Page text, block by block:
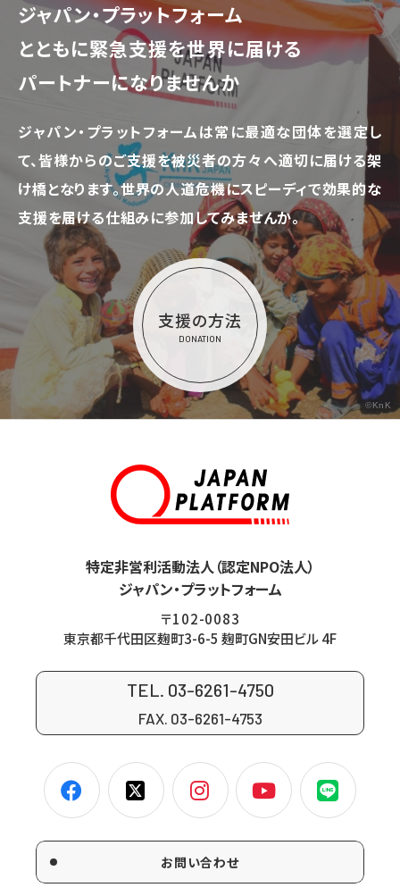
ジャパン・プラットフォーム
とともに緊急支援を世界に届ける
パートナーになりませんか
ジャパン・プラットフォームは常に最適な団体を選定し
て、皆様からのご支援を被災者の方々へ適切に届ける架
け橋となります。世界の人道危機にスピーディで効果的な
支援を届ける仕組みに参加してみませんか。
支援の方法
DONATION
©KnK
特定非営利活動法人（認定NPO法人）
ジャパン・プラットフォーム
〒102-0083
東京都千代田区麹町3-6-5 麹町GN安田ビル 4F
TEL. 03-6261-4750
FAX. 03-6261-4753
お問い合わせ